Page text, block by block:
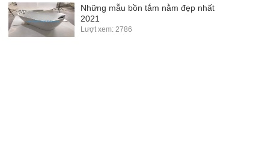
Những mẫu bồn tắm nằm đẹp nhất
2021
Lượt xem: 2786